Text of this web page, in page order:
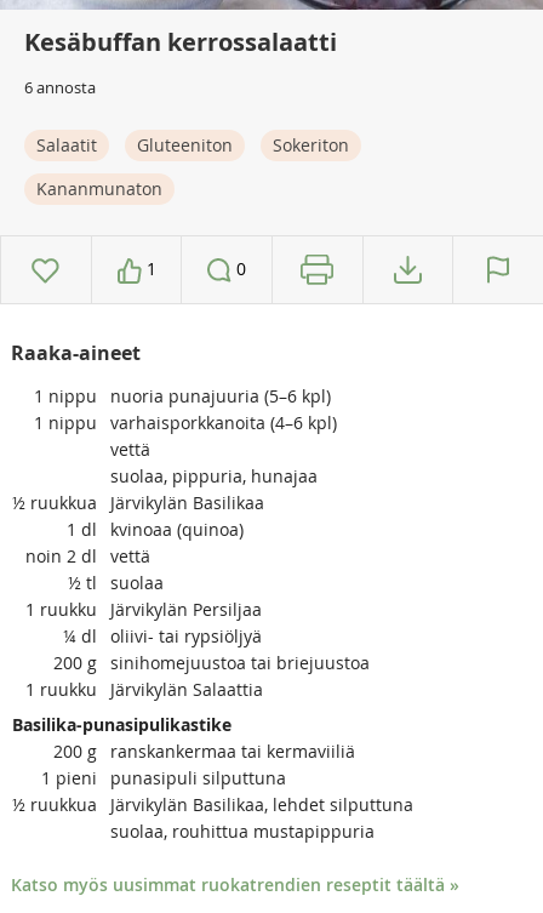
Kesäbuffan kerrossalaatti
6 annosta
Salaatit Gluteeniton
Sokeriton
Kananmunaton
1 0
Raaka-aineet
1 nippu
nuoria punajuuria (5–6 kpl)
1 nippu
varhaisporkkanoita (4–6 kpl)
vettä
suolaa, pippuria, hunajaa
½ ruukkua
Järvikylän Basilikaa
1 dl
kvinoaa (quinoa)
noin 2 dl
vettä
½ tl
suolaa
1 ruukku
Järvikylän Persiljaa
¼ dl
oliivi- tai rypsiöljyä
200 g sinihomejuustoa tai briejuustoa
1 ruukku
Järvikylän Salaattia
Basilika-punasipulikastike
200 g
ranskankermaa tai kermaviiliä
1 pieni
punasipuli silputtuna
½ ruukkua
Järvikylän Basilikaa, lehdet silputtuna
suolaa, rouhittua mustapippuria
Katso myös uusimmat ruokatrendien reseptit täältä »